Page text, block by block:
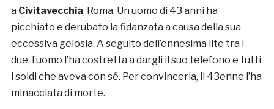
a Civitavecchia, Roma. Un uomo di 43 anni ha
picchiato e derubato la fidanzata a causa della sua
eccessiva gelosia. A seguito dell’ennesima lite tra i
due, l’uomo l’ha costretta a dargli il suo telefono e tutti
i soldi che aveva con sé. Per convincerla, il 43enne l’ha
minacciata di morte.